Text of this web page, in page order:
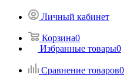
Личный кабинет
Корзина0
Избранные товары0
Сравнение товаров0